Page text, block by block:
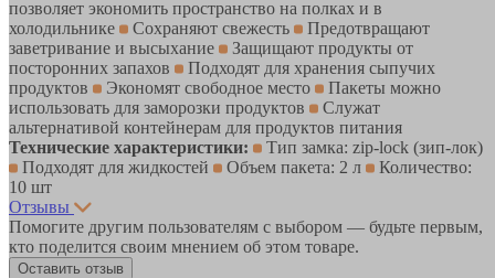
позволяет экономить пространство на полках и в
холодильнике
Сохраняют свежесть
Предотвращают
заветривание и высыхание
Защищают продукты от
посторонних запахов
Подходят для хранения сыпучих
продуктов
Экономят свободное место
Пакеты можно
использовать для заморозки продуктов
Служат
альтернативой контейнерам для продуктов питания
Технические характеристики:
Тип замка: zip-lock (зип-лок)
Подходят для жидкостей
Объем пакета: 2 л
Количество:
10 шт
Отзывы
Помогите другим пользователям с выбором — будьте первым,
кто поделится своим мнением об этом товаре.
Оставить отзыв